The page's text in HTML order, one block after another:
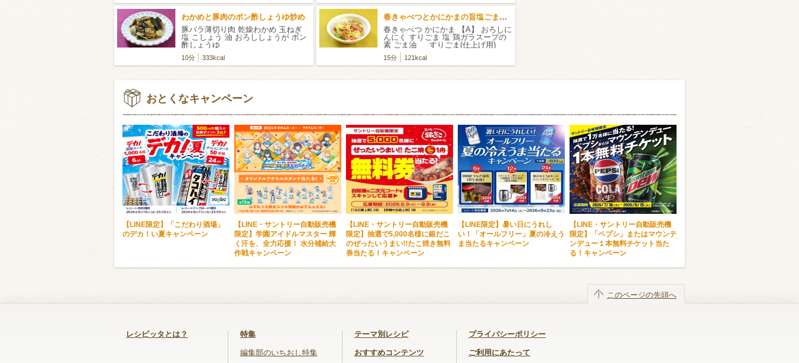
わかめと豚肉のポン酢しょうゆ炒め
豚バラ薄切り肉 乾燥わかめ 玉ねぎ
塩 こしょう 油 おろししょうが ポン
酢しょうゆ
10分 333kcal
春きゃべつとかにかまの旨塩ごまだれ
春きゃべつ かにかま 【A】 おろしに
んにく すりごま 塩 鶏ガラスープの
素 ごま油 すりごま(仕上げ用)
15分 121kcal
おとくなキャンペーン
【LINE限定】「こだわり酒場」
のデカ！い夏キャンペーン
【LINE・サントリー自動販売機
限定】学園アイドルマスター 輝
く汗を、全力応援！ 水分補給大
作戦キャンペーン
【LINE・サントリー自動販売機
限定】抽選で5,000名様に銀だこ
のぜったいうまい!!たこ焼き無料
券当たる！キャンペーン
【LINE限定】暑い日にうれし
い！「オールフリー」夏の冷えう
ま当たるキャンペーン
【LINE・サントリー自動販売機
限定】「ペプシ」またはマウンテ
ンデュー１本無料チケット当た
る！キャンペーン
レシピッタとは？ 特集
編集部のいちおし特集
テーマ別レシピ
おすすめコンテンツ
プライバシーポリシー
ご利用にあたって
このページの先頭へ